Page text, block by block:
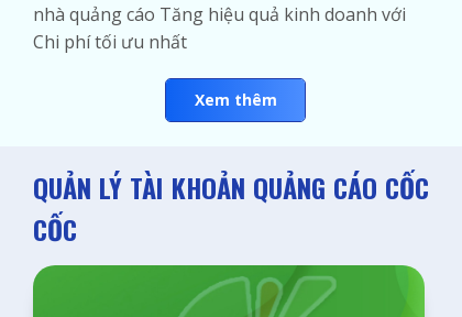
nhà quảng cáo Tăng hiệu quả kinh doanh với
Chi phí tối ưu nhất
Xem thêm
QUẢN LÝ TÀI KHOẢN QUẢNG CÁO CỐC
CỐC